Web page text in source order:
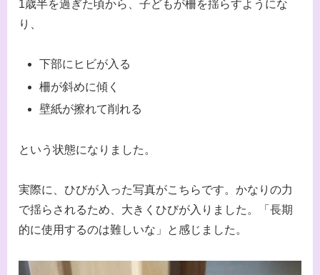
1歳半を過ぎた頃から、子どもが柵を揺らすようにな
り、
下部にヒビが入る
柵が斜めに傾く
壁紙が擦れて削れる
という状態になりました。
実際に、ひびが入った写真がこちらです。かなりの力
で揺らされるため、大きくひびが入りました。「長期
的に使用するのは難しいな」と感じました。